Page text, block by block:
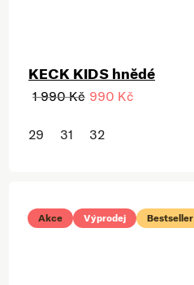
KECK KIDS hnědé
1 990 Kč 990 Kč
29 31 32
Akce Výprodej Bestseller